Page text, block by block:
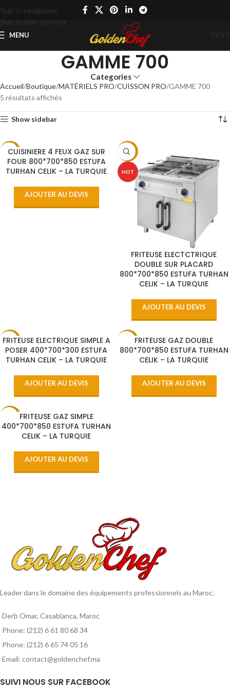
Skip to navigation
Skip to main content
MENU
GAMME 700
Categories
Accueil Boutique MATÉRIELS PRO CUISSON PRO GAMME 700
5 résultats affichés
Show sidebar
-3%
HOT
CUISINIERE 4 FEUX GAZ SUR
FOUR 800*700*850 ESTUFA
TURHAN CELIK – LA TURQUIE
AJOUTER AU DEVIS
-2%
HOT
FRITEUSE ELECTCTRIQUE
DOUBLE SUR PLACARD
800*700*850 ESTUFA TURHAN
CELIK – LA TURQUIE
AJOUTER AU DEVIS
-13%
HOT
FRITEUSE ELECTRIQUE SIMPLE A
POSER 400*700*300 ESTUFA
TURHAN CELIK – LA TURQUIE
AJOUTER AU DEVIS
FRITEUSE GAZ DOUBLE
800*700*850 ESTUFA TURHAN
CELIK – LA TURQUIE
AJOUTER AU DEVIS
FRITEUSE GAZ SIMPLE
400*700*850 ESTUFA TURHAN
CELIK – LA TURQUIE
AJOUTER AU DEVIS
Leader dans le domaine des équipements professionnels au Maroc.
Derb Omar, Casablanca, Maroc
Phone: (212) 6 61 80 68 34
Phone: (212) 6 65 74 05 16
Email: contact@goldenchef.ma
SUIVI NOUS SUR FACEBOOK